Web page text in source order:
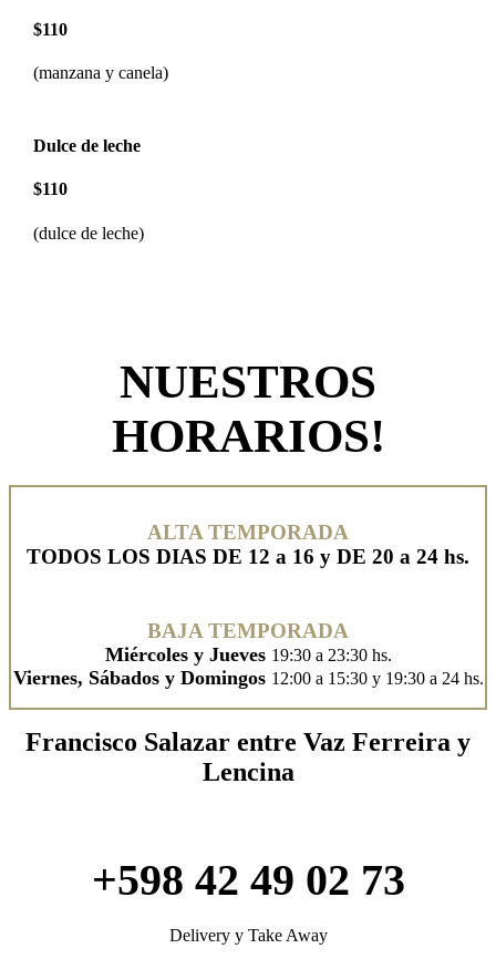
$110
(manzana y canela)
Dulce de leche
$110
(dulce de leche)
NUESTROS
HORARIOS!
ALTA TEMPORADA
TODOS LOS DIAS DE 12 a 16 y DE 20 a 24 hs.
BAJA TEMPORADA
Miércoles y Jueves 19:30 a 23:30 hs.
Viernes, Sábados y Domingos 12:00 a 15:30 y 19:30 a 24 hs.
Francisco Salazar entre Vaz Ferreira y
Lencina
+598 42 49 02 73
Delivery y Take Away